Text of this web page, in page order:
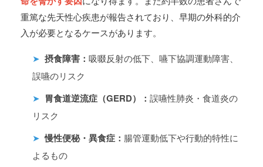
重篤な先天性心疾患が報告されており、早期の外科的介
入が必要となるケースがあります。
➤ 摂食障害： 吸啜反射の低下、嚥下協調運動障害、
誤嚥のリスク
➤ 胃食道逆流症（GERD）： 誤嚥性肺炎・食道炎の
リスク
➤ 慢性便秘・異食症： 腸管運動低下や行動的特性に
よるもの